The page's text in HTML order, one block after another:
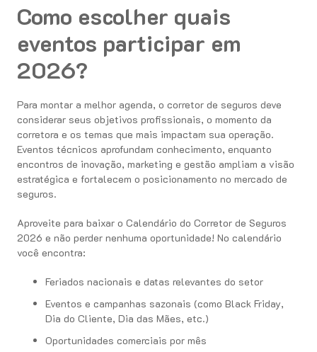
Como escolher quais
eventos participar em
2026?
Para montar a melhor agenda, o corretor de seguros deve
considerar seus objetivos profissionais, o momento da
corretora e os temas que mais impactam sua operação.
Eventos técnicos aprofundam conhecimento, enquanto
encontros de inovação, marketing e gestão ampliam a visão
estratégica e fortalecem o posicionamento no mercado de
seguros.
Aproveite para baixar o Calendário do Corretor de Seguros
2026 e não perder nenhuma oportunidade! No calendário
você encontra:
Feriados nacionais e datas relevantes do setor
Eventos e campanhas sazonais (como Black Friday,
Dia do Cliente, Dia das Mães, etc.)
Oportunidades comerciais por mês